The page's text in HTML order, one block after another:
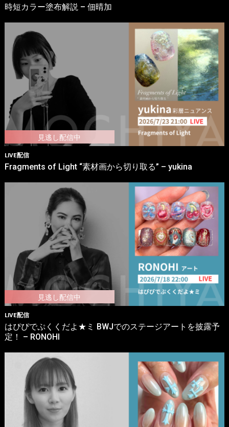
時短カラー塗布解説 – 佃晴加
LIVE配信
Fragments of Light “素材画から切り取る” – yukina
LIVE配信
はぴぴでぷくくだよ★ミ BWJでのステージアートを披露予
定！ – RONOHI